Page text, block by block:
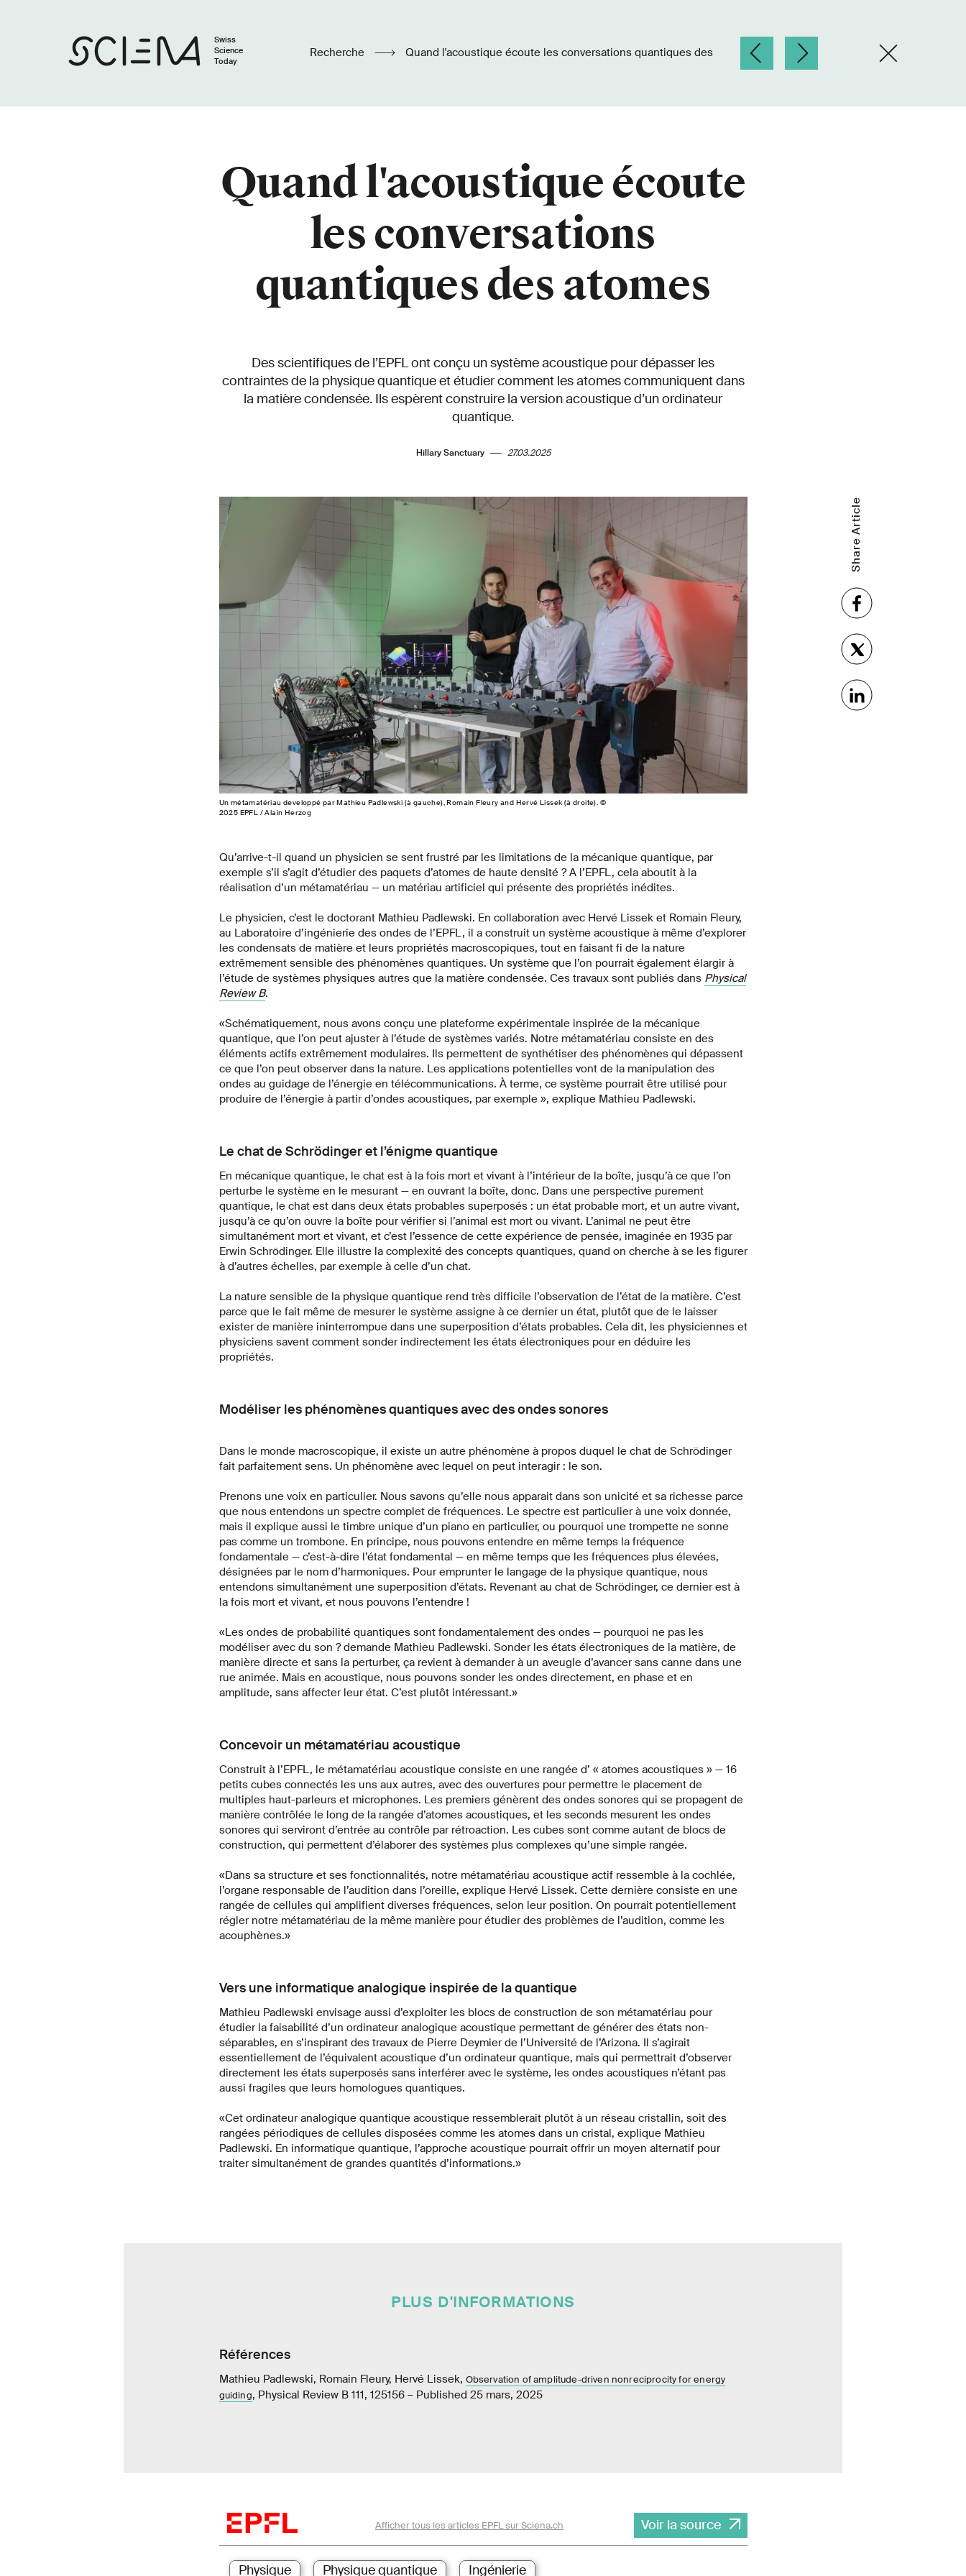
Swiss
Science
Today
Recherche
Quand l'acoustique écoute
les conversations
quantiques des atomes
Des scientifiques de l’EPFL ont conçu un système acoustique pour dépasser les
contraintes de la physique quantique et étudier comment les atomes communiquent dans
la matière condensée. Ils espèrent construire la version acoustique d’un ordinateur
quantique.
Hillary Sanctuary 27.03.2025
Un métamatériau developpé par Mathieu Padlewski (à gauche), Romain Fleury and Hervé Lissek (à droite). ©
2025 EPFL / Alain Herzog
Share Article
Qu’arrive-t-il quand un physicien se sent frustré par les limitations de la mécanique quantique, par
exemple s’il s’agit d’étudier des paquets d’atomes de haute densité ? A l’EPFL, cela aboutit à la
réalisation d’un métamatériau — un matériau artificiel qui présente des propriétés inédites.
Le physicien, c’est le doctorant Mathieu Padlewski. En collaboration avec Hervé Lissek et Romain Fleury,
au Laboratoire d’ingénierie des ondes de l’EPFL, il a construit un système acoustique à même d’explorer
les condensats de matière et leurs propriétés macroscopiques, tout en faisant fi de la nature
extrêmement sensible des phénomènes quantiques. Un système que l’on pourrait également élargir à
l’étude de systèmes physiques autres que la matière condensée. Ces travaux sont publiés dans Physical
Review B.
«Schématiquement, nous avons conçu une plateforme expérimentale inspirée de la mécanique
quantique, que l’on peut ajuster à l’étude de systèmes variés. Notre métamatériau consiste en des
éléments actifs extrêmement modulaires. Ils permettent de synthétiser des phénomènes qui dépassent
ce que l’on peut observer dans la nature. Les applications potentielles vont de la manipulation des
ondes au guidage de l’énergie en télécommunications. À terme, ce système pourrait être utilisé pour
produire de l’énergie à partir d’ondes acoustiques, par exemple », explique Mathieu Padlewski.
Le chat de Schrödinger et l’énigme quantique
En mécanique quantique, le chat est à la fois mort et vivant à l’intérieur de la boîte, jusqu’à ce que l’on
perturbe le système en le mesurant — en ouvrant la boîte, donc. Dans une perspective purement
quantique, le chat est dans deux états probables superposés : un état probable mort, et un autre vivant,
jusqu’à ce qu’on ouvre la boîte pour vérifier si l’animal est mort ou vivant. L’animal ne peut être
simultanément mort et vivant, et c’est l’essence de cette expérience de pensée, imaginée en 1935 par
Erwin Schrödinger. Elle illustre la complexité des concepts quantiques, quand on cherche à se les figurer
à d’autres échelles, par exemple à celle d’un chat.
La nature sensible de la physique quantique rend très difficile l’observation de l’état de la matière. C’est
parce que le fait même de mesurer le système assigne à ce dernier un état, plutôt que de le laisser
exister de manière ininterrompue dans une superposition d’états probables. Cela dit, les physiciennes et
physiciens savent comment sonder indirectement les états électroniques pour en déduire les
propriétés.
Modéliser les phénomènes quantiques avec des ondes sonores
Dans le monde macroscopique, il existe un autre phénomène à propos duquel le chat de Schrödinger
fait parfaitement sens. Un phénomène avec lequel on peut interagir : le son.
Prenons une voix en particulier. Nous savons qu’elle nous apparait dans son unicité et sa richesse parce
que nous entendons un spectre complet de fréquences. Le spectre est particulier à une voix donnée,
mais il explique aussi le timbre unique d’un piano en particulier, ou pourquoi une trompette ne sonne
pas comme un trombone. En principe, nous pouvons entendre en même temps la fréquence
fondamentale — c’est-à-dire l’état fondamental — en même temps que les fréquences plus élevées,
désignées par le nom d’harmoniques. Pour emprunter le langage de la physique quantique, nous
entendons simultanément une superposition d’états. Revenant au chat de Schrödinger, ce dernier est à
la fois mort et vivant, et nous pouvons l’entendre !
«Les ondes de probabilité quantiques sont fondamentalement des ondes — pourquoi ne pas les
modéliser avec du son ? demande Mathieu Padlewski. Sonder les états électroniques de la matière, de
manière directe et sans la perturber, ça revient à demander à un aveugle d’avancer sans canne dans une
rue animée. Mais en acoustique, nous pouvons sonder les ondes directement, en phase et en
amplitude, sans affecter leur état. C’est plutôt intéressant.»
Concevoir un métamatériau acoustique
Construit à l’EPFL, le métamatériau acoustique consiste en une rangée d’ « atomes acoustiques » — 16
petits cubes connectés les uns aux autres, avec des ouvertures pour permettre le placement de
multiples haut-parleurs et microphones. Les premiers génèrent des ondes sonores qui se propagent de
manière contrôlée le long de la rangée d’atomes acoustiques, et les seconds mesurent les ondes
sonores qui serviront d’entrée au contrôle par rétroaction. Les cubes sont comme autant de blocs de
construction, qui permettent d’élaborer des systèmes plus complexes qu’une simple rangée.
«Dans sa structure et ses fonctionnalités, notre métamatériau acoustique actif ressemble à la cochlée,
l’organe responsable de l’audition dans l’oreille, explique Hervé Lissek. Cette dernière consiste en une
rangée de cellules qui amplifient diverses fréquences, selon leur position. On pourrait potentiellement
régler notre métamatériau de la même manière pour étudier des problèmes de l’audition, comme les
acouphènes.»
Vers une informatique analogique inspirée de la quantique
Mathieu Padlewski envisage aussi d’exploiter les blocs de construction de son métamatériau pour
étudier la faisabilité d’un ordinateur analogique acoustique permettant de générer des états non-
séparables, en s’inspirant des travaux de Pierre Deymier de l’Université de l’Arizona. Il s’agirait
essentiellement de l’équivalent acoustique d’un ordinateur quantique, mais qui permettrait d’observer
directement les états superposés sans interférer avec le système, les ondes acoustiques n’étant pas
aussi fragiles que leurs homologues quantiques.
«Cet ordinateur analogique quantique acoustique ressemblerait plutôt à un réseau cristallin, soit des
rangées périodiques de cellules disposées comme les atomes dans un cristal, explique Mathieu
Padlewski. En informatique quantique, l’approche acoustique pourrait offrir un moyen alternatif pour
traiter simultanément de grandes quantités d’informations.»
PLUS D'INFORMATIONS
Références
Mathieu Padlewski, Romain Fleury, Hervé Lissek, Observation of amplitude-driven nonreciprocity for energy
guiding, Physical Review B 111, 125156 – Published 25 mars, 2025
Afficher tous les articles EPFL sur Sciena.ch Voir la source
Physique Physique quantique Ingénierie